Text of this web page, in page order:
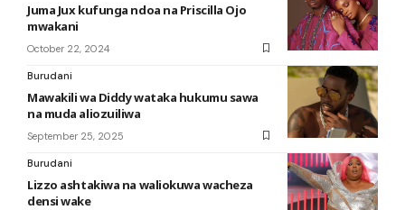
Juma Jux kufunga ndoa na Priscilla Ojo
mwakani
October 22, 2024
Burudani
Mawakili wa Diddy wataka hukumu sawa
na muda aliozuiliwa
September 25, 2025
Burudani
Lizzo ashtakiwa na waliokuwa wacheza
densi wake